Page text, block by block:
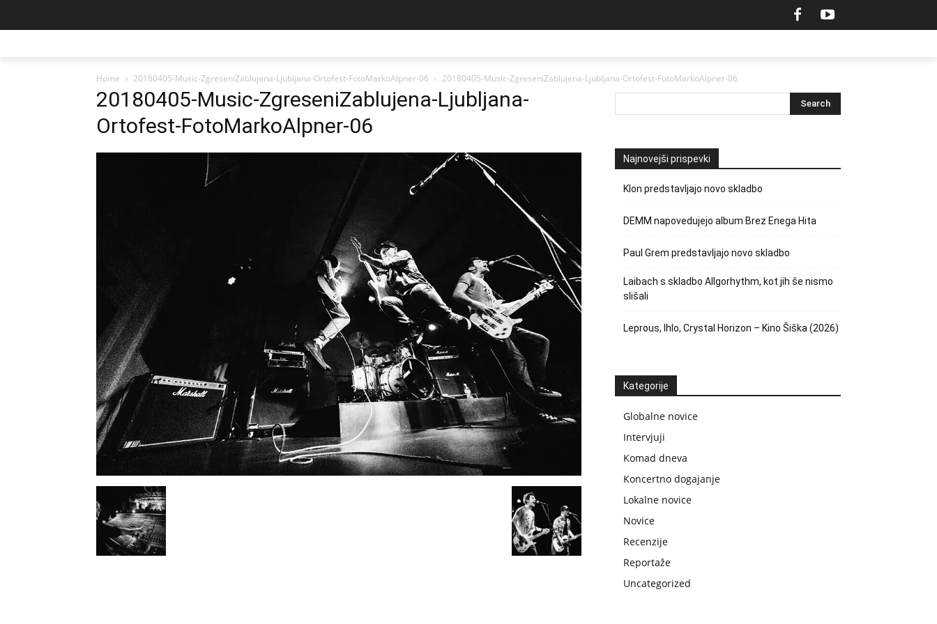
Home 20180405-Music-ZgreseniZablujena-Ljubljana-Ortofest-FotoMarkoAlpner-06 20180405-Music-ZgreseniZablujena-Ljubljana-Ortofest-FotoMarkoAlpner-06
20180405-Music-ZgreseniZablujena-Ljubljana-
Ortofest-FotoMarkoAlpner-06
Najnovejši prispevki
Klon predstavljajo novo skladbo
DEMM napovedujejo album Brez Enega Hita
Paul Grem predstavljajo novo skladbo
Laibach s skladbo Allgorhythm, kot jih še nismo
slišali
Leprous, Ihlo, Crystal Horizon – Kino Šiška (2026)
Kategorije
Globalne novice
Intervjuji
Komad dneva
Koncertno dogajanje
Lokalne novice
Novice
Recenzije
Reportaže
Uncategorized